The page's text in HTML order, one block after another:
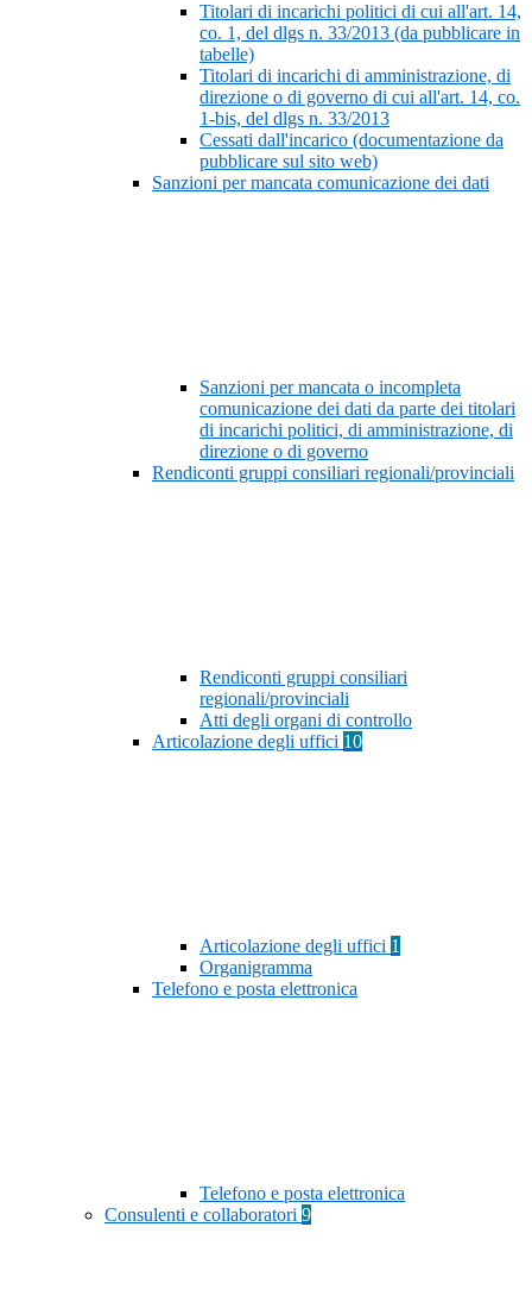
Titolari di incarichi politici di cui all'art. 14,
co. 1, del dlgs n. 33/2013 (da pubblicare in
tabelle)
Titolari di incarichi di amministrazione, di
direzione o di governo di cui all'art. 14, co.
1-bis, del dlgs n. 33/2013
Cessati dall'incarico (documentazione da
pubblicare sul sito web)
Sanzioni per mancata comunicazione dei dati
Sanzioni per mancata o incompleta
comunicazione dei dati da parte dei titolari
di incarichi politici, di amministrazione, di
direzione o di governo
Rendiconti gruppi consiliari regionali/provinciali
Rendiconti gruppi consiliari
regionali/provinciali
Atti degli organi di controllo
Articolazione degli uffici 10
Articolazione degli uffici 1
Organigramma
Telefono e posta elettronica
Telefono e posta elettronica
Consulenti e collaboratori 9